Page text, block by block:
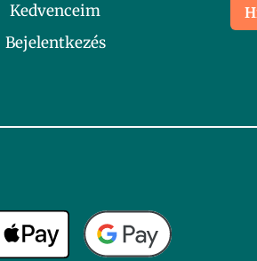
Kedvenceim
Bejelentkezés